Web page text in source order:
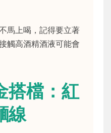
馬上喝，記得要立著
觸高酒精酒液可能會
搭檔：紅
線